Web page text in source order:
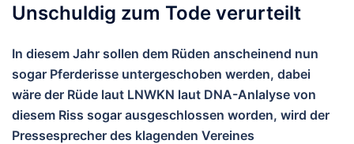
Unschuldig zum Tode verurteilt
In diesem Jahr sollen dem Rüden anscheinend nun
sogar Pferderisse untergeschoben werden, dabei
wäre der Rüde laut LNWKN laut DNA-Anlalyse von
diesem Riss sogar ausgeschlossen worden, wird der
Pressesprecher des klagenden Vereines